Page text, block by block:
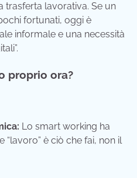
trasferta lavorativa. Se un
fortunati, oggi è
informale e una necessità
proprio ora?
Lo smart working ha
è ciò che fai, non il